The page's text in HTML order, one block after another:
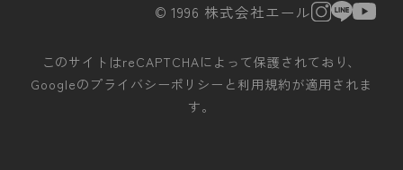
© 1996 株式会社エール
このサイトはreCAPTCHAによって保護されており、
Googleの プライバシーポリシー と利用規約が適用されま
す。